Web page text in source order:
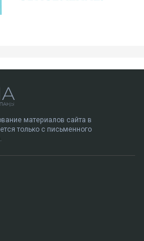
материалов сайта в
только с письменного